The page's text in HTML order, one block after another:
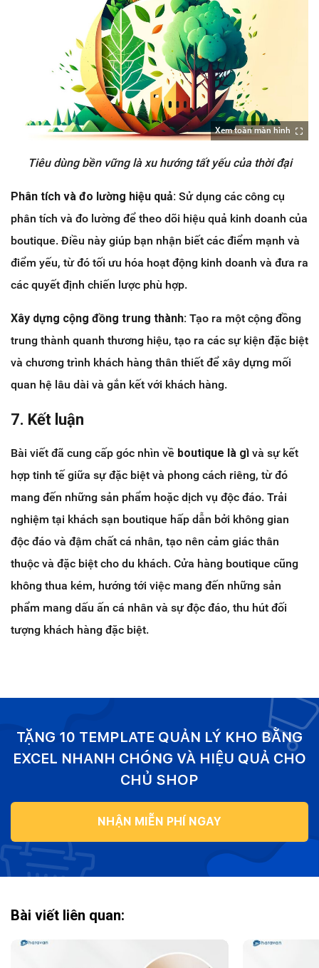
Xem toàn màn hình
Tiêu dùng bền vững là xu hướng tất yếu của thời đại
Phân tích và đo lường hiệu quả: Sử dụng các công cụ
phân tích và đo lường để theo dõi hiệu quả kinh doanh của
boutique. Điều này giúp bạn nhận biết các điểm mạnh và
điểm yếu, từ đó tối ưu hóa hoạt động kinh doanh và đưa ra
các quyết định chiến lược phù hợp.
Xây dựng cộng đồng trung thành: Tạo ra một cộng đồng
trung thành quanh thương hiệu, tạo ra các sự kiện đặc biệt
và chương trình khách hàng thân thiết để xây dựng mối
quan hệ lâu dài và gắn kết với khách hàng.
7. Kết luận
Bài viết đã cung cấp góc nhìn về boutique là gì và sự kết
hợp tinh tế giữa sự đặc biệt và phong cách riêng, từ đó
mang đến những sản phẩm hoặc dịch vụ độc đáo. Trải
nghiệm tại khách sạn boutique hấp dẫn bởi không gian
độc đáo và đậm chất cá nhân, tạo nên cảm giác thân
thuộc và đặc biệt cho du khách. Cửa hàng boutique cũng
không thua kém, hướng tới việc mang đến những sản
phẩm mang dấu ấn cá nhân và sự độc đáo, thu hút đối
tượng khách hàng đặc biệt.
TẶNG 10 TEMPLATE QUẢN LÝ KHO BẰNG
EXCEL NHANH CHÓNG VÀ HIỆU QUẢ CHO
CHỦ SHOP
NHẬN MIỄN PHÍ NGAY
Bài viết liên quan: